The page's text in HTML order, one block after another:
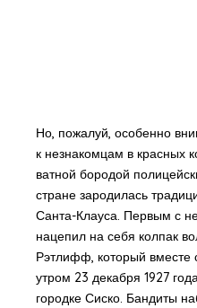
Но, пожалуй, особенно
к незнакомцам в красных
ватной бородой
стране зародилась
Санта-Клауса. Первым с
нацепил на себя колпак
Рэтлифф, который
утром 23 декабря 1927
городке Сиско. Бандиты